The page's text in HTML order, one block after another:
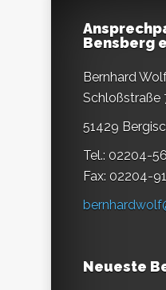
Bensberg
Bernhard
Schloßstraße
51429
Tel.: 02204-
Fax: 02204-
Neueste